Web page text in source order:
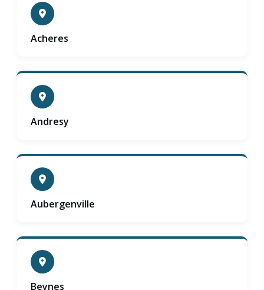
Acheres
Andresy
Aubergenville
Beynes